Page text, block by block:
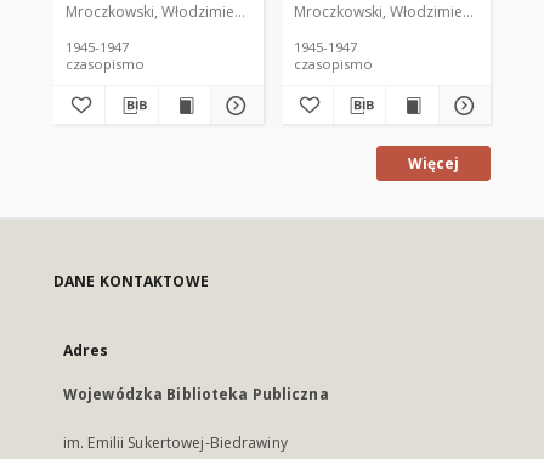
Mroczkowski, Włodzimierz (1902-1971). Redaktor
1945-1947
czasopismo
Mroczkowski, Włodzimierz (1902-
1945-1947
czasopismo
Więcej
DANE KONTAKTOWE
Adres
Wojewódzka Biblioteka Publiczna
im. Emilii Sukertowej-Biedrawiny